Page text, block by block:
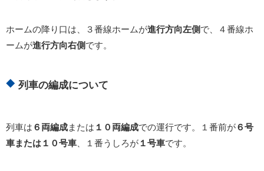
ホームの降り口は、３番線ホームが進行方向左側で、４番線ホ
ームが進行方向右側です。
列車の編成について
列車は ６両編成または １０両編成での運行です。１番前が６号
車または１０号車 、１番うしろが １号車です。